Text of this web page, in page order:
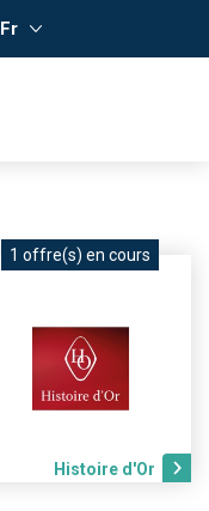
Fr
Histoire d'Or
1 offre(s) en cours